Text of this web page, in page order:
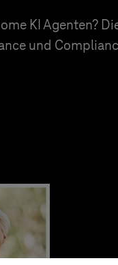
KI Agenten?
und